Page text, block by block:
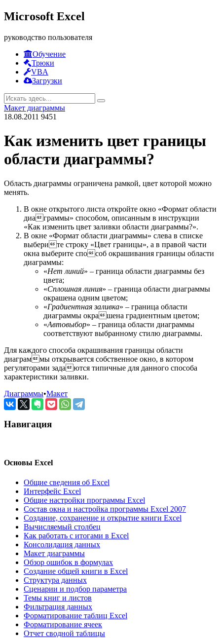
Microsoft Excel
руководство пользователя
Обучение
Трюки
VBA
Загрузки
Макет диаграммы
18.08.2011 9451
Как изменить цвет границы
области диаграммы?
Область диаграммы ограничена рамкой, цвет которой можно
менять.
В окне открытого листа откройте окно «Формат области
диаграммы» способом, описанным в инструкции
«Как изменить цвет заливки области диаграммы?».
В окне «Формат области диаграммы» слева в списке
выберите строку «Цвет границы», а в правой части
окна выберите способ окрашивания границы области
диаграммы:
«Нет линий» – граница области диаграммы без
цвета;
«Сплошная линия» – граница области диаграммы
окрашена одним цветом;
«Градиентная заливка» – граница области
диаграммы окрашена градиентным цветом;
«Автовыбор» – граница области диаграммы
соответствуют выбранному стилю диаграммы.
Для каждого способа окрашивания границы области
диаграммы открывается собственное окно, в котором
регуляторами задаются типичные для данного способа
характеристики заливки.
Диаграммы•Макет
Навигация
Основы Excel
Общие сведения об Excel
Интерфейс Excel
Общие настройки программы Excel
Состав окна и настройка программы Excel 2007
Создание, сохранение и открытие книги Excel
Вычисляемый столбец
Как работать с итогами в Excel
Консолидация данных
Макет диаграммы
Обзор ошибок в формулах
Создание общей книги в Excel
Структура данных
Сценарии и подбор параметра
Темы книг и листов
Фильтрация данных
Форматирование таблиц Excel
Форматирование ячеек
Отчет сводной таблицы